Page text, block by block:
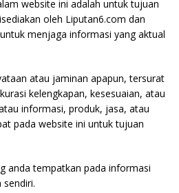
website ini adalah untuk tujuan
oleh Liputan6.com dan
menjaga informasi yang aktual
atau jaminan apapun, tersurat
kelengkapan, kesesuaian, atau
informasi, produk, jasa, atau
pada website ini untuk tujuan
anda tempatkan pada informasi